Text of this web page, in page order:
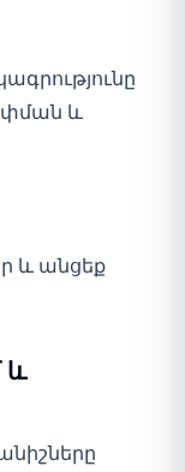
և
և անցեք
և